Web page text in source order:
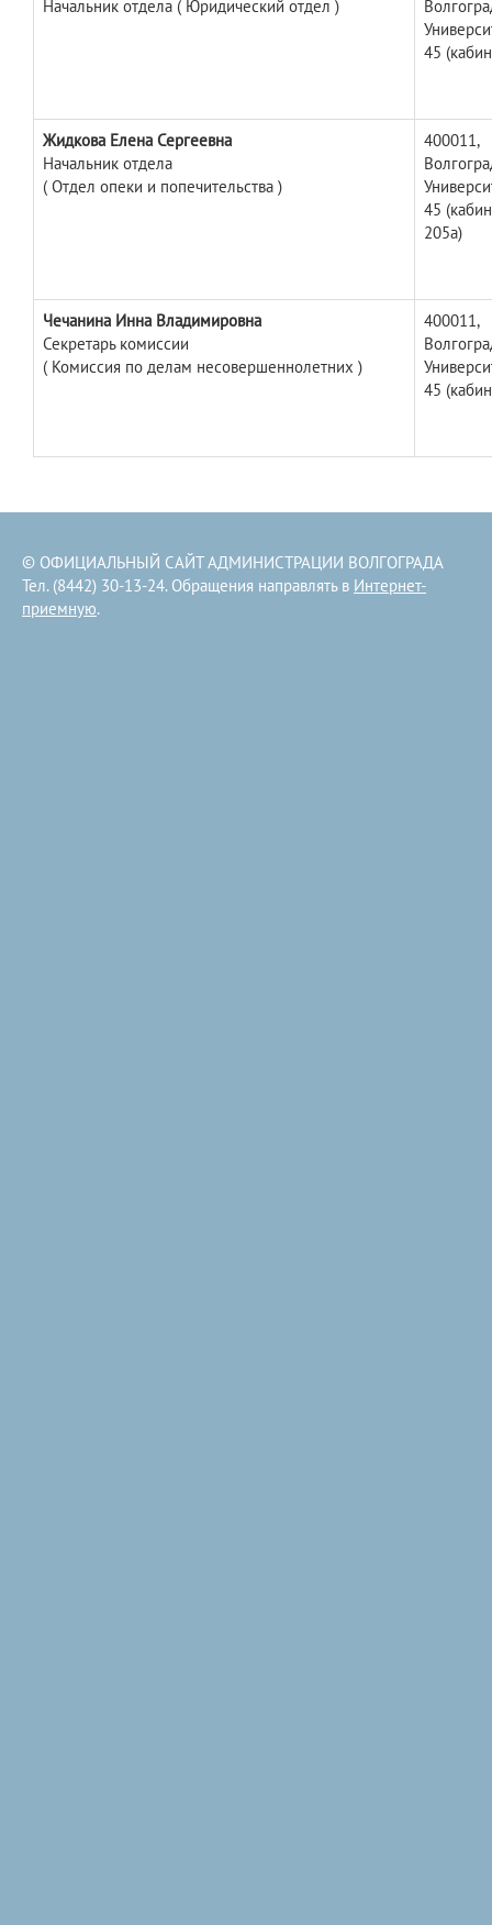
Начальник отдела ( Юридический отдел )
45
Жидкова Елена Сергеевна
Начальник отдела
( Отдел опеки и попечительства )
400011,
45
205а)
Чечанина Инна Владимировна
Секретарь комиссии
( Комиссия по делам несовершеннолетних )
400011,
45
© ОФИЦИАЛЬНЫЙ САЙТ АДМИНИСТРАЦИИ ВОЛГОГРАДА
Тел. (8442) 30-13-24. Обращения направлять в Интернет-
приемную.